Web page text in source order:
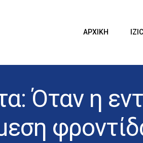
ΑΡΧΙΚΗ
Όταν η
Izicol
ΕΓΚΥΜΟΣΥΝΗ
ΕΠΙΚΟΙΝΩΝΙΑ